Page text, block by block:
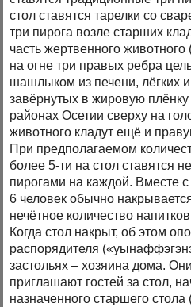
стол ставятся тарелки со
три пирога возле старших
часть жертвенного
на огне три правых ребра
шашлыком из печени, лёгких
завёрнутых в жировую
районах Осетии сверху на
животного кладут ещё и
При предполагаемом
более 5-ти на стол ставятся
пирогами на каждой. Вместе
6 человек обычно
нечётное количество
Когда стол накрыт, об этом
распорядителя
застольях – хозяина дома.
приглашают гостей за стол,
назначенного старшего